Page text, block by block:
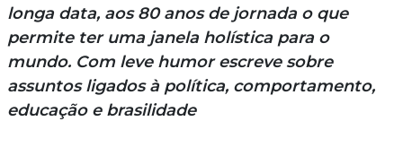
longa data, aos 80 anos de jornada o que
permite ter uma janela holística para o
mundo. Com leve humor escreve sobre
assuntos ligados à política, comportamento,
educação e brasilidade